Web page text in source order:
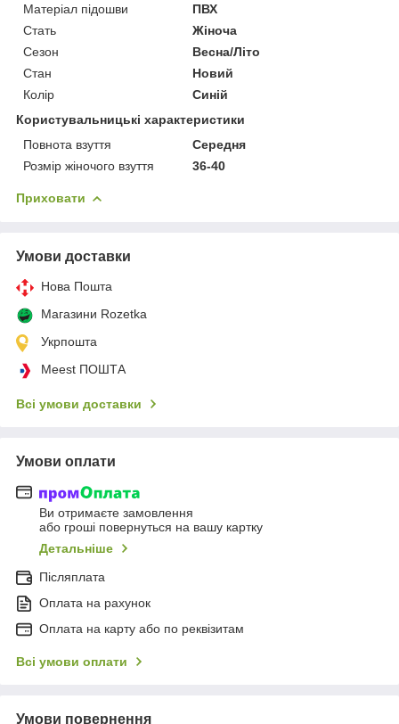
Матеріал підошви
ПВХ
Стать
Жіноча
Сезон
Весна/Літо
Стан
Новий
Колір
Синій
Користувальницькі характеристики
Повнота взуття
Середня
Розмір жіночого взуття
36-40
Приховати
Умови доставки
Нова Пошта
Магазини Rozetka
Укрпошта
Meest ПОШТА
Всі умови доставки
Умови оплати
Ви отримаєте замовлення
або гроші повернуться на вашу картку
Детальніше
Післяплата
Оплата на рахунок
Оплата на карту або по реквізитам
Всі умови оплати
Умови повернення